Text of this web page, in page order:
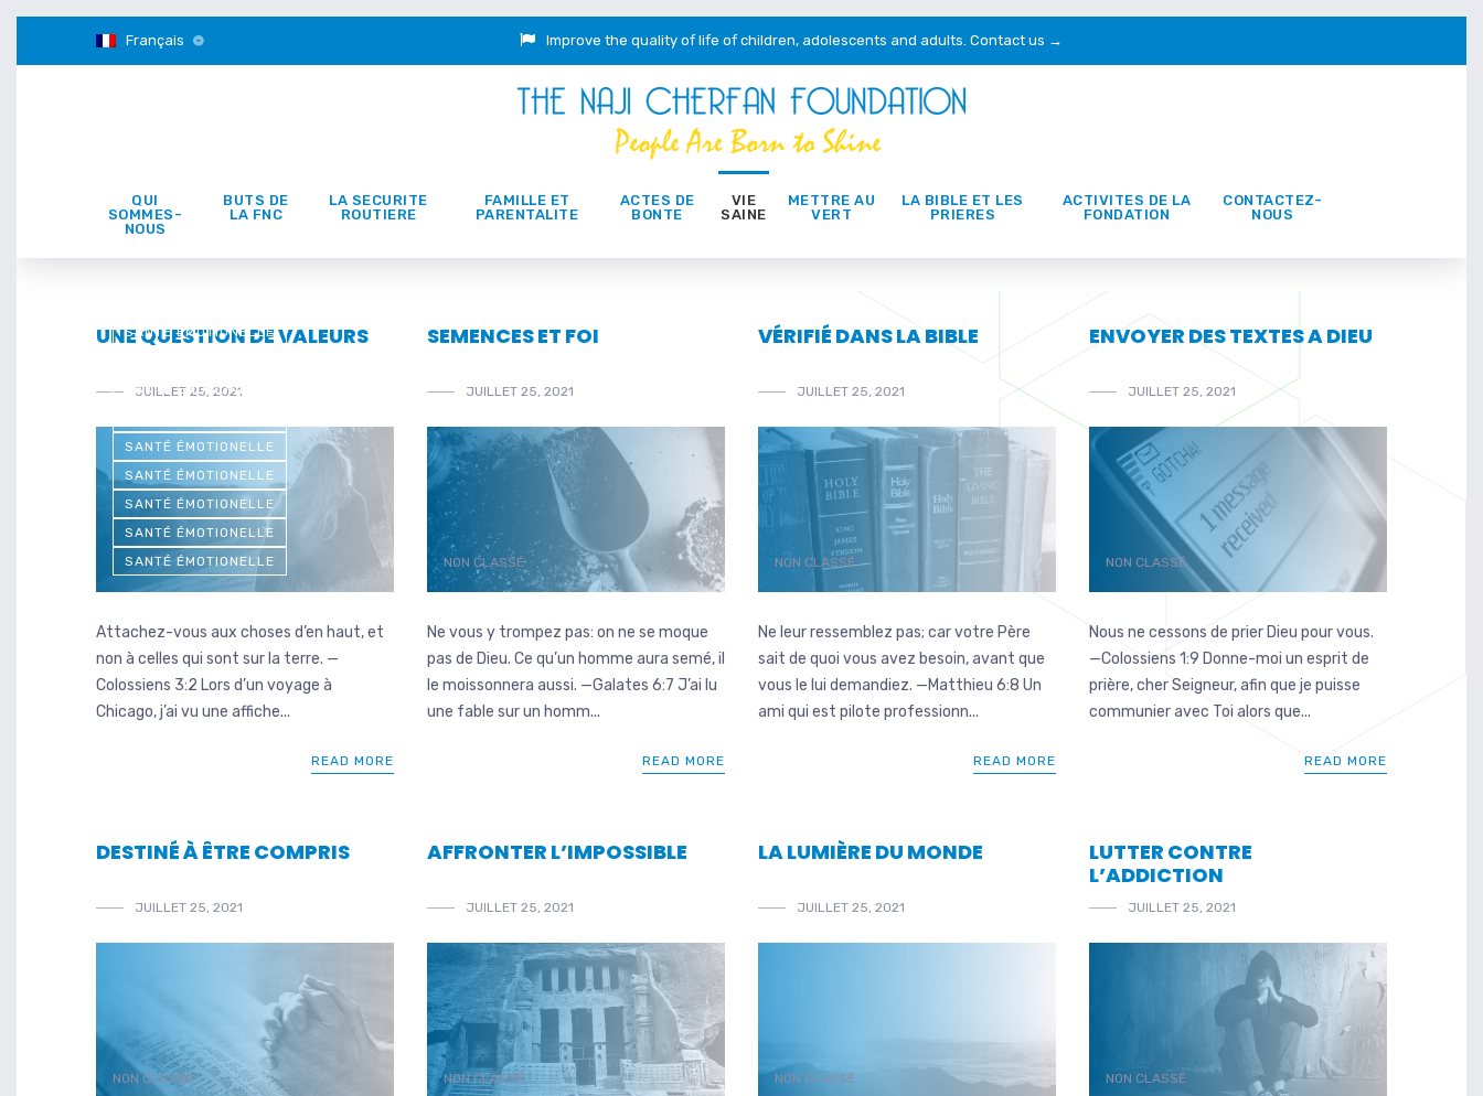
Français Improve the quality of life of children, adolescents and adults.Contact us →
QUI
SOMMES-
NOUS
BUTS DE
LA FNC
LA SECURITE
ROUTIERE
FAMILLE ET
PARENTALITE
ACTES DE
BONTE
VIE
SAINE
METTRE AU
VERT
LA BIBLE ET LES
PRIERES
ACTIVITES DE LA
FONDATION
CONTACTEZ-
NOUS
UNE QUESTION DE VALEURS
JUILLET 25, 2021
SANTÉ ÉMOTIONELLE
SANTÉ ÉMOTIONELLE
SANTÉ ÉMOTIONELLE
SANTÉ ÉMOTIONELLE
SANTÉ ÉMOTIONELLE
SANTÉ ÉMOTIONELLE
SANTÉ ÉMOTIONELLE
Attachez-vous aux choses d’en haut, et
non à celles qui sont sur la terre. —
Colossiens 3:2 Lors d’un voyage à
Chicago, j’ai vu une affiche...
READ MORE
SEMENCES ET FOI
JUILLET 25, 2021
NON CLASSÉ
Ne vous y trompez pas: on ne se moque
pas de Dieu. Ce qu’un homme aura semé, il
le moissonnera aussi. —Galates 6:7 J’ai lu
une fable sur un homm...
READ MORE
VÉRIFIÉ DANS LA BIBLE
JUILLET 25, 2021
NON CLASSÉ
Ne leur ressemblez pas; car votre Père
sait de quoi vous avez besoin, avant que
vous le lui demandiez. —Matthieu 6:8 Un
ami qui est pilote professionn...
READ MORE
ENVOYER DES TEXTES A DIEU
JUILLET 25, 2021
NON CLASSÉ
Nous ne cessons de prier Dieu pour vous.
—Colossiens 1:9 Donne-moi un esprit de
prière, cher Seigneur, afin que je puisse
communier avec Toi alors que...
READ MORE
DESTINÉ À ÊTRE COMPRIS
JUILLET 25, 2021
NON CLASSÉ
AFFRONTER L’IMPOSSIBLE
JUILLET 25, 2021
NON CLASSÉ
LA LUMIÈRE DU MONDE
JUILLET 25, 2021
NON CLASSÉ
LUTTER CONTRE
L’ADDICTION
JUILLET 25, 2021
NON CLASSÉ